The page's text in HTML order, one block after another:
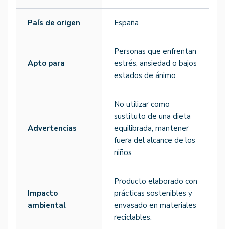
País de origen España
Apto para
Personas que enfrentan
estrés, ansiedad o bajos
estados de ánimo
Advertencias
No utilizar como
sustituto de una dieta
equilibrada, mantener
fuera del alcance de los
niños
Impacto
ambiental
Producto elaborado con
prácticas sostenibles y
envasado en materiales
reciclables.